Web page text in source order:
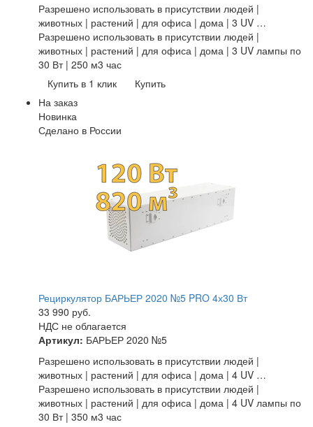
Разрешено использовать в присутствии людей |
животных | растений | для офиса | дома | 3 UV …
Разрешено использовать в присутствии людей |
животных | растений | для офиса | дома | 3 UV лампы по
30 Вт | 250 м3 час
Купить в 1 клик
Купить
На заказ
Новинка
Сделано в России
Рециркулятор БАРЬЕР 2020 №5 PRO 4х30 Вт
33 990 руб.
НДС не облагается
Артикул: БАРЬЕР 2020 №5
Разрешено использовать в присутствии людей |
животных | растений | для офиса | дома | 4 UV …
Разрешено использовать в присутствии людей |
животных | растений | для офиса | дома | 4 UV лампы по
30 Вт | 350 м3 час